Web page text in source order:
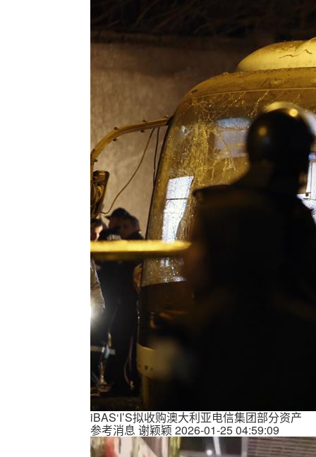
iBAS‘I’S拟收购澳大利亚电信集团部分资产
参考消息 谢颖颖 2026-01-25 04:59:09